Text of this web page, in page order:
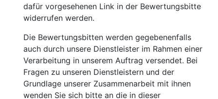
dafür vorgesehenen Link in der Bewertungsbitte
widerrufen werden.
Die Bewertungsbitten werden gegebenenfalls
auch durch unsere Dienstleister im Rahmen einer
Verarbeitung in unserem Auftrag versendet. Bei
Fragen zu unseren Dienstleistern und der
Grundlage unserer Zusammenarbeit mit ihnen
wenden Sie sich bitte an die in dieser